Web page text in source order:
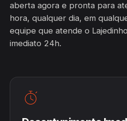
aberta agora e pronta para
hora, qualquer dia, em
equipe que atende o
imediato 24h.